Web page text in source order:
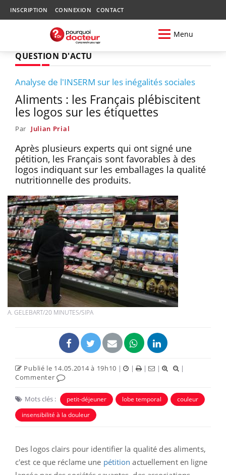
INSCRIPTION CONNEXION CONTACT
Menu
QUESTION D'ACTU
Analyse de l'INSERM sur les inégalités sociales
Aliments : les Français plébiscitent
les logos sur les étiquettes
Par Julian Prial
Après plusieurs experts qui ont signé une
pétition, les Français sont favorables à des
logos indiquant sur les emballages la qualité
nutritionnelle des produits.
A. GELEBART/20 MINUTES/SIPA
Publié le 14.05.2014 à 19h10 | | | |
|
Commenter
Mots clés : petit-déjeuner lobe temporal
couleur
insensibilité à la douleur
Des logos clairs pour identifier la qualité des aliments,
c'est ce que réclame une pétition actuellement en ligne